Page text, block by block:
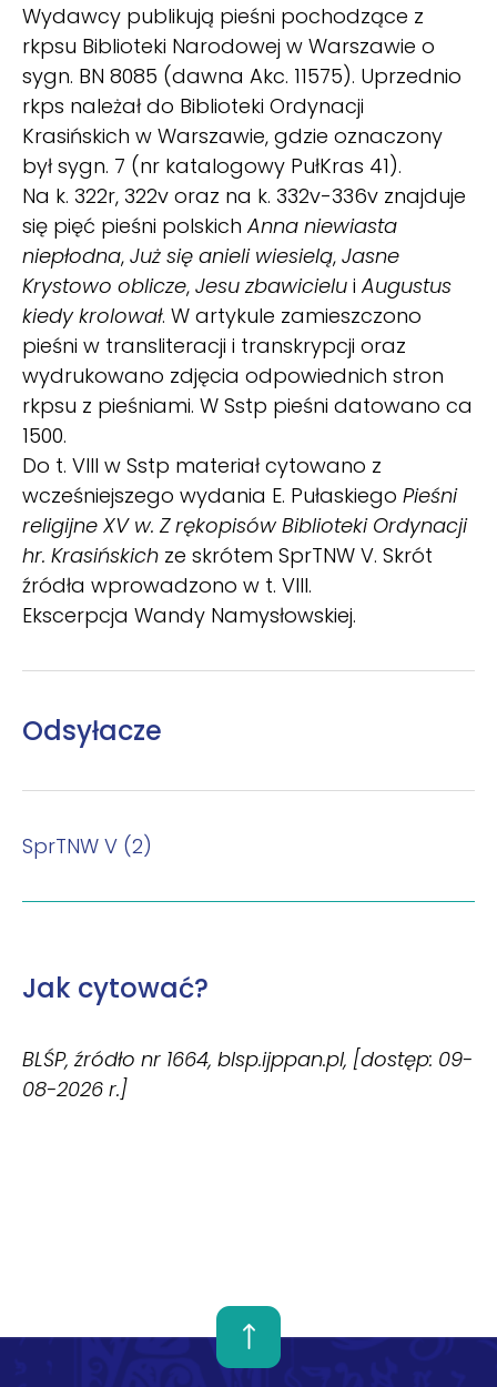
Wydawcy publikują pieśni pochodzące z
rkpsu Biblioteki Narodowej w Warszawie o
sygn. BN 8085 (dawna Akc. 11575). Uprzednio
rkps należał do Biblioteki Or­dynacji
Krasińskich w Warszawie, gdzie oznaczony
był sygn. 7 (nr katalogowy PułKras 41).
Na k. 322r, 322v oraz na k. 332v-336v znajduje
się pięć pieśni polskichAnna niewiasta
niepłodna, Już się anieli wiesielą, Jasne
Krystowo oblicze, Jesu zbawicielu iAugustus
kiedy krolował. W artykule zamieszczono
pieśni w transliteracji i transkrypcji oraz
wydrukowano zdjęcia odpowiednich stron
rkpsu z pieśniami. W Sstp pie­śni datowano ca
1500.
Do t. VIII w Sstp materiał cytowano z
wcześniejszego wydania E. Pułaskie­go Pieśni
religijne XV w. Z rękopisów Biblioteki Ordynacji
hr. Krasińskich ze skrótem SprTNW V. Skrót
źródła wprowadzono w t. VIII.
Ekscerpcja Wandy Namysłowskiej.
Odsyłacze
SprTNW V (2)
Jak cytować?
BLŚP, źródło nr 1664, blsp.ijppan.pl, [dostęp: 09-
08-2026 r.]